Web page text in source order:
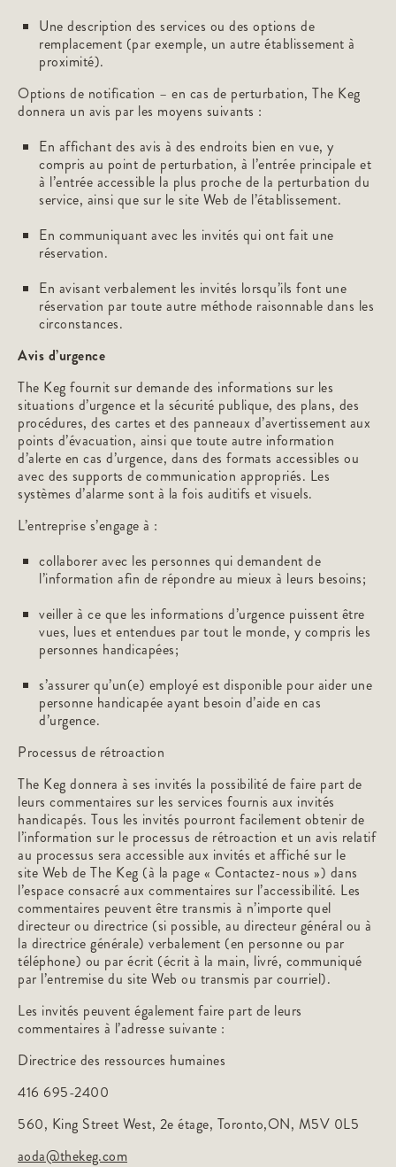
Une description des services ou des options de
remplacement (par exemple, un autre établissement à
proximité).
Options de notification – en cas de perturbation, The Keg
donnera un avis par les moyens suivants :
En affichant des avis à des endroits bien en vue, y
compris au point de perturbation, à l’entrée principale et
à l’entrée accessible la plus proche de la perturbation du
service, ainsi que sur le site Web de l’établissement.
En communiquant avec les invités qui ont fait une
réservation.
En avisant verbalement les invités lorsqu’ils font une
réservation par toute autre méthode raisonnable dans les
circonstances.
Avis d’urgence
The Keg fournit sur demande des informations sur les
situations d’urgence et la sécurité publique, des plans, des
procédures, des cartes et des panneaux d’avertissement aux
points d’évacuation, ainsi que toute autre information
d’alerte en cas d’urgence, dans des formats accessibles ou
avec des supports de communication appropriés. Les
systèmes d’alarme sont à la fois auditifs et visuels.
L’entreprise s’engage à :
collaborer avec les personnes qui demandent de
l’information afin de répondre au mieux à leurs besoins;
veiller à ce que les informations d’urgence puissent être
vues, lues et entendues par tout le monde, y compris les
personnes handicapées;
s’assurer qu’un(e) employé est disponible pour aider une
personne handicapée ayant besoin d’aide en cas
d’urgence.
Processus de rétroaction
The Keg donnera à ses invités la possibilité de faire part de
leurs commentaires sur les services fournis aux invités
handicapés. Tous les invités pourront facilement obtenir de
l’information sur le processus de rétroaction et un avis relatif
au processus sera accessible aux invités et affiché sur le
site Web de The Keg (à la page « Contactez-nous ») dans
l’espace consacré aux commentaires sur l’accessibilité. Les
commentaires peuvent être transmis à n’importe quel
directeur ou directrice (si possible, au directeur général ou à
la directrice générale) verbalement (en personne ou par
téléphone) ou par écrit (écrit à la main, livré, communiqué
par l’entremise du site Web ou transmis par courriel).
Les invités peuvent également faire part de leurs
commentaires à l’adresse suivante :
Directrice des ressources humaines
416 695-2400
560, King Street West, 2e étage, Toronto,ON, M5V 0L5
aoda@thekeg.com